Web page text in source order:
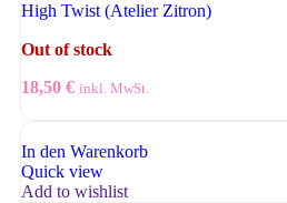
High Twist (Atelier Zitron)
Out of stock
18,50 € inkl. MwSt.
In den Warenkorb
Quick view
Add to wishlist